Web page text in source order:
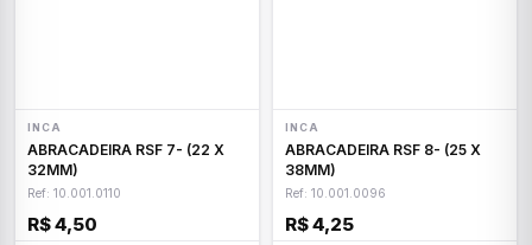
INCA
ABRACADEIRA RSF 7- (22 X
32MM)
Ref: 10.001.0110
R$ 4,50
INCA
ABRACADEIRA RSF 8- (25 X
38MM)
Ref: 10.001.0096
R$ 4,25